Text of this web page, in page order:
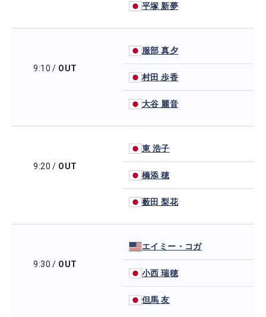
平塚 新夢
9:10 / OUT
服部 真夕
村田 歩香
大谷 麗音
9:20 / OUT
東 浩子
橋添 穂
薮田 梨花
9:30 / OUT
エイミー・コガ
小西 瑞穂
但馬 友